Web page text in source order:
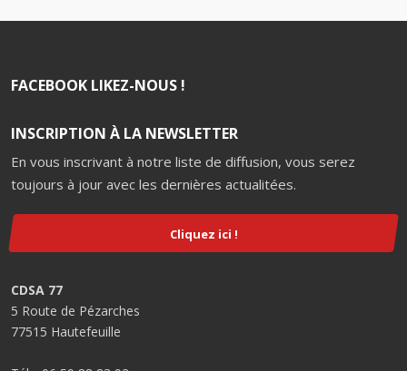
FACEBOOK LIKEZ-NOUS !
INSCRIPTION À LA NEWSLETTER
En vous inscrivant à notre liste de diffusion, vous serez
toujours à jour avec les dernières actualitées.
Cliquez ici !
CDSA 77
5 Route de Pézarches
77515 Hautefeuille